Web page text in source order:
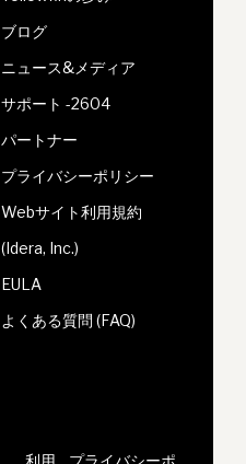
ブログ
ニュース&メディア
サポート -2604
パートナー
プライバシーポリシー
Webサイト利用規約
(Idera, Inc.)
EULA
よくある質問 (FAQ)
利用 プライバシーポ